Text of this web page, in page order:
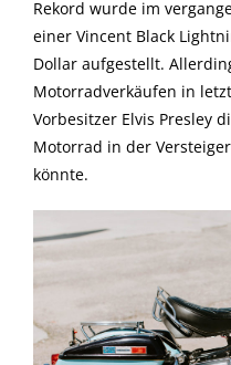
Rekord wurde im
einer Vincent Black
Dollar aufgestellt.
Motorradverkäufen in
Vorbesitzer Elvis Presley
Motorrad in der
könnte.